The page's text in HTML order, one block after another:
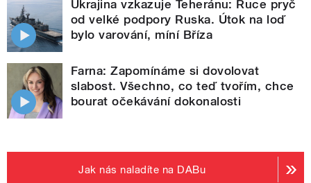
Ukrajina vzkazuje Teheránu: Ruce pryč
od velké podpory Ruska. Útok na loď
bylo varování, míní Bříza
Farna: Zapomínáme si dovolovat
slabost. Všechno, co teď tvořím, chce
bourat očekávání dokonalosti
Jak nás naladíte na DABu